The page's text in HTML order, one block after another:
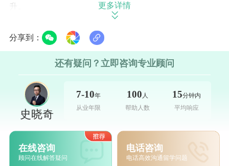
升。
除此之外，今年亚洲高教版图迎来多点历史性突
破：中国澳门高校首次跻身亚洲前30强，实现跨越式进
阶;马来西亚头部高校首度闯入前40梯队，本土百强高
校数量直接翻倍;也门高校全新上榜入驻榜单，亚洲留学
可选优质院校池持续扩容，择校选择更多元、适配各类
规划人群。
2 港澳地区：全线排名暴涨，多校创下建校以来历
史较好立即咨询
更多详情
分享到：
还有疑问？立即咨询专业顾问
史晓奇
7-10年
从业年限
100 人
帮助人数
15分钟内
平均响应
在线咨询
顾问在线解答疑问
电话咨询
电话高效沟通留学问题